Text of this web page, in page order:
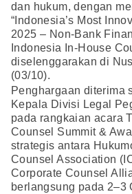
dan hukum, dengan
“Indonesia’s Most
2025 – Non-Bank
Indonesia In-House
diselenggarakan di
(03/10).
Penghargaan diterima
Kepala Divisi Legal
pada rangkaian acara
Counsel Summit &
strategis antara
Counsel Association
Corporate Counsel
berlangsung pada 2–3